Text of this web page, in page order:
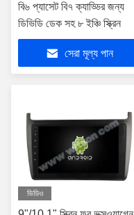
বি৬ প্যাসেট বি৭ ক্যাড্ডির জন্য
ডিভিডি ডেক সহ ৮ ইঞ্চি স্ক্রিন
সেরা মূল্য পান
ভিডিও